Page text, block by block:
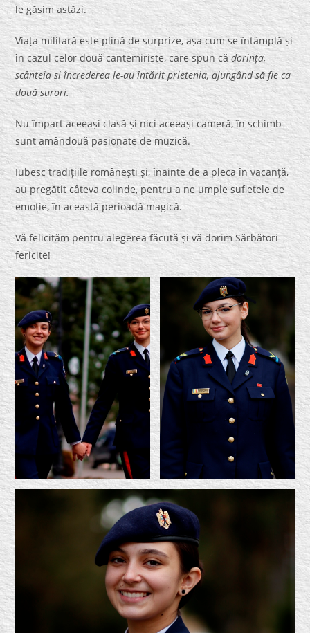
le găsim astăzi.
Viața militară este plină de surprize, așa cum se întâmplă și
în cazul celor două cantemiriste, care spun cădorința,
scânteia și încrederea le-au întărit prietenia, ajungând să fie ca
două surori.
Nu împart aceeași clasă și nici aceeași cameră, în schimb
sunt amândouă pasionate de muzică.
Iubesc tradițiile românești și, înainte de a pleca în vacanță,
au pregătit câteva colinde, pentru a ne umple sufletele de
emoție, în această perioadă magică.
Vă felicităm pentru alegerea făcută și vă dorim Sărbători
fericite!